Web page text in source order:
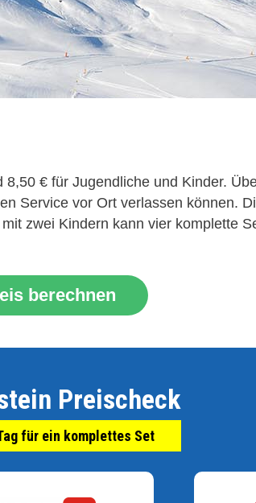
€ für Jugendliche und Kinder.
Service vor Ort verlassen können.
zwei Kindern kann vier komplette
berechnen
Preischeck
für ein komplettes Set